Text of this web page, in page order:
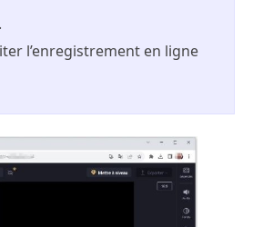
l’enregistrement en ligne